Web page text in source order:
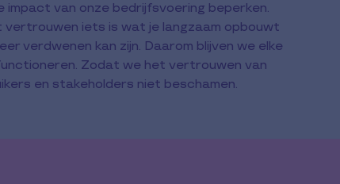
impact van onze bedrijfsvoering beperken.
vertrouwen iets is wat je langzaam opbouwt
verdwenen kan zijn. Daarom blijven we elke
Zodat we het vertrouwen van
en stakeholders niet beschamen.